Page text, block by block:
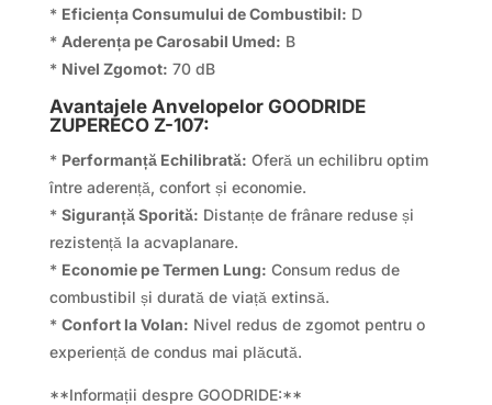
* Eficiența Consumului de Combustibil: D
* Aderența pe Carosabil Umed: B
* Nivel Zgomot: 70 dB
Avantajele Anvelopelor GOODRIDE
ZUPERECO Z-107:
* Performanță Echilibrată: Oferă un echilibru optim
între aderență, confort și economie.
* Siguranță Sporită: Distanțe de frânare reduse și
rezistență la acvaplanare.
* Economie pe Termen Lung: Consum redus de
combustibil și durată de viață extinsă.
* Confort la Volan: Nivel redus de zgomot pentru o
experiență de condus mai plăcută.
**Informații despre GOODRIDE:**